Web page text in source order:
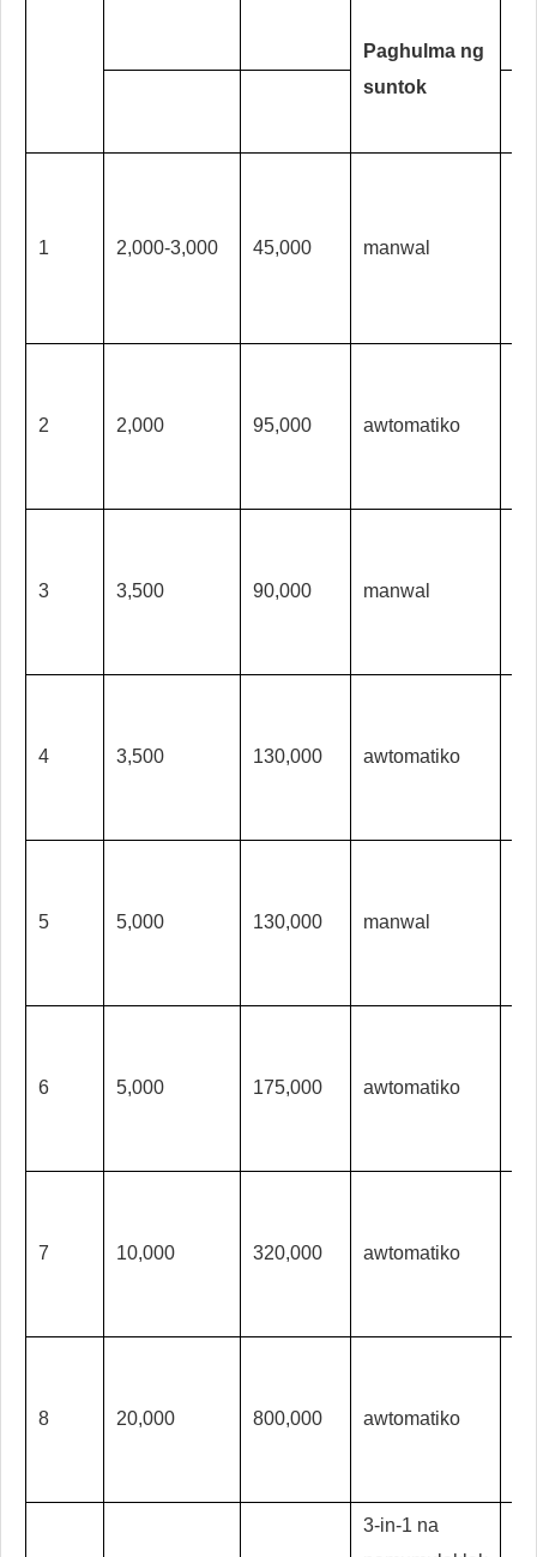
Paghulma ng
suntok
1 2,000-3,000 45,000 manwal
2 2,000 95,000 awtomatiko
3 3,500 90,000 manwal
4 3,500 130,000 awtomatiko
5 5,000 130,000 manwal
6 5,000 175,000 awtomatiko
7 10,000 320,000 awtomatiko
8 20,000 800,000 awtomatiko
3-in-1 na